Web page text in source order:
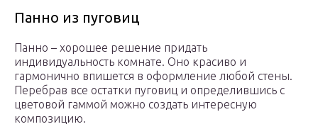
Панно из пуговиц
Панно – хорошее решение придать
индивидуальность комнате. Оно красиво и
гармонично впишется в оформление любой стены.
Перебрав все остатки пуговиц и определившись с
цветовой гаммой можно создать интересную
композицию.